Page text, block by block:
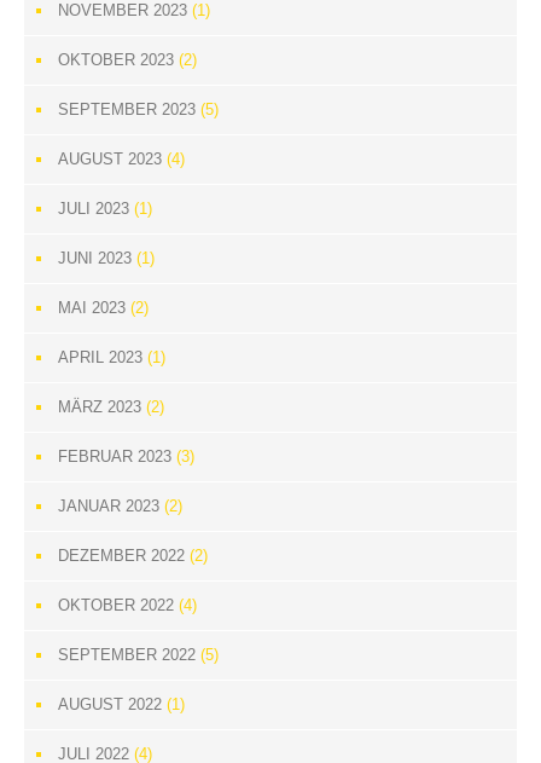
NOVEMBER 2023 (1)
OKTOBER 2023 (2)
SEPTEMBER 2023 (5)
AUGUST 2023 (4)
JULI 2023 (1)
JUNI 2023 (1)
MAI 2023 (2)
APRIL 2023 (1)
MÄRZ 2023 (2)
FEBRUAR 2023 (3)
JANUAR 2023 (2)
DEZEMBER 2022 (2)
OKTOBER 2022 (4)
SEPTEMBER 2022 (5)
AUGUST 2022 (1)
JULI 2022 (4)